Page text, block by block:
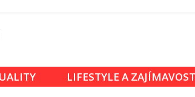
LIFESTYLE A